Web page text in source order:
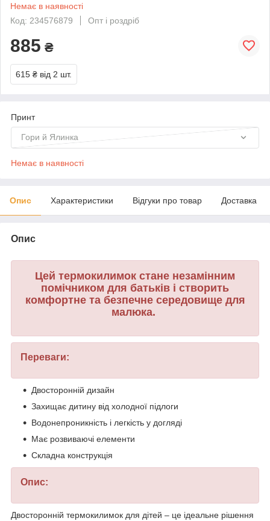
Немає в наявності
Код: 234576879
Опт і роздріб
885 ₴
615 ₴ від 2 шт.
Принт
Гори й Ялинка
Немає в наявності
Опис Характеристики Відгуки про товар Доставка
Опис
Цей термокилимок стане незамінним
помічником для батьків і створить
комфортне та безпечне середовище для
малюка.
Переваги:
Двосторонній дизайн
Захищає дитину від холодної підлоги
Водонепроникність і легкість у догляді
Має розвиваючі елементи
Складна конструкція
Опис:
Двосторонній термокилимок для дітей – це ідеальне рішення